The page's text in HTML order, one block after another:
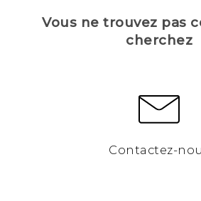
Vous ne trouvez pas
cherchez
Contactez-